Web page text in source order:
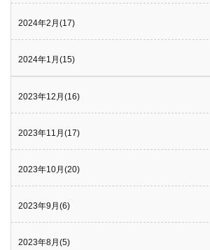
2024年2月(17)
2024年1月(15)
2023年12月(16)
2023年11月(17)
2023年10月(20)
2023年9月(6)
2023年8月(5)